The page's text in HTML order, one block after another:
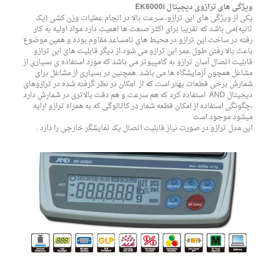
بیشتر
ویژگی های ترازوی دیجیتال EK6000i
یکی از ویژگی های این ترازو، سرعت بالا در انجام عملیات وزن کشی (یک
ثانیه)می باشد که تقریبا برای اکثر صنعت ها اهمیت دارد مواد اولیه به کار
رفته در ساخت این ترازو در محیط های نامساعد مقاوم بوده و همین موضوع
باعث بالا رفتن طول عمر این ترازو می شود.از دیگر قابلیت های این ترازو
قابلیت اتصال آسان ترازو به کامپیوتر می باشد که مورد استفاده ی بسیاری از
مشاغل همچون آزمایشگاه ها می باشد .همچنین در بسیاری از مشاغل برای
شمارش برخی قطعات بهتر است که از امکان در نظر گرفته شده در ترازوهای
دیجیتال AND استفاده کرد که هم سرعت و هم دقت بالاتری در شمارش دارد
،چگونگی استفاده از امکان قطعه شمار در کاتالوگی که به همراه ترازو ارایه
میشود موجود است
این مدل ترازو در صورت نیاز قابلیت اتصال یک نمایشگر خارجی را دارد .